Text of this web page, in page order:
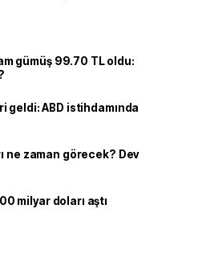
gümüş 99.70 TL oldu:
geldi: ABD istihdamında
ne zaman görecek? Dev
milyar doları aştı